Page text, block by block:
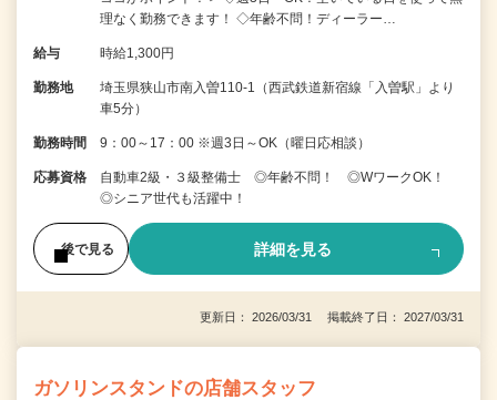
理なく勤務できます！ ◇年齢不問！ディーラー…
給与 時給1,300円
勤務地
埼玉県狭山市南入曽110-1（西武鉄道新宿線「入曽駅」より
車5分）
勤務時間 9：00～17：00 ※週3日～OK（曜日応相談）
応募資格
自動車2級・３級整備士 ◎年齢不問！ ◎WワークOK！
◎シニア世代も活躍中！
後で見る 詳細を見る
更新日： 2026/03/31 掲載終了日： 2027/03/31
ガソリンスタンドの店舗スタッフ